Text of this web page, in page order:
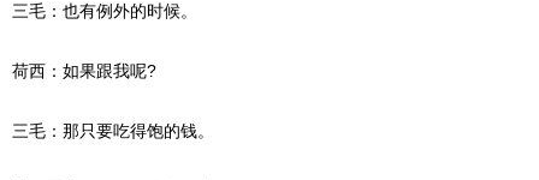
三毛：也有例外的时候。
荷西：如果跟我呢?
三毛：那只要吃得饱的钱。